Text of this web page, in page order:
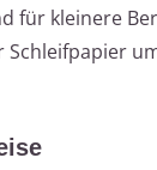
für kleinere
Schleifpapier